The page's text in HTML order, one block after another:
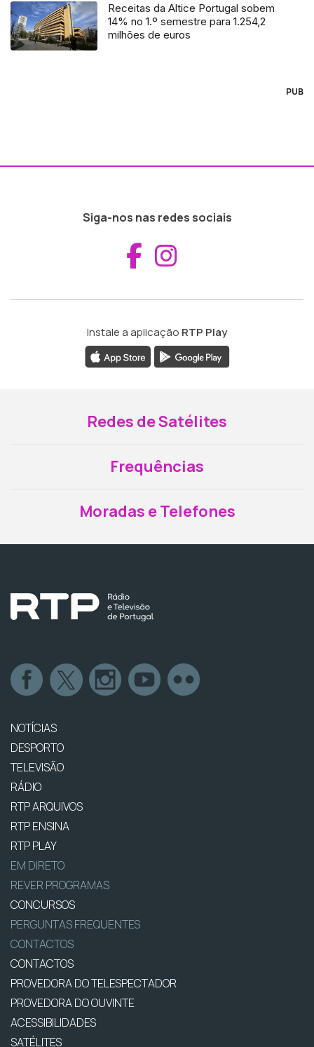
Receitas da Altice Portugal sobem
14% no 1.º semestre para 1.254,2
milhões de euros
PUB
Siga-nos nas redes sociais
Aceder ao
Instale a aplicação RTP Play
Redes de Satélites
Frequências
Moradas e Telefones
NOTÍCIAS
DESPORTO
TELEVISÃO
RÁDIO
RTP ARQUIVOS
RTP ENSINA
RTP PLAY
EM DIRETO
REVER PROGRAMAS
CONCURSOS
PERGUNTAS FREQUENTES
CONTACTOS
CONTACTOS
PROVEDORA DO TELESPECTADOR
PROVEDORA DO OUVINTE
ACESSIBILIDADES
SATÉLITES